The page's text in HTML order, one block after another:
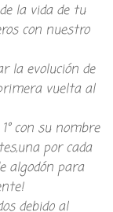
la vida de tu
con nuestro
la evolución de
vuelta al
con su nombre
por cada
algodón para
debido al